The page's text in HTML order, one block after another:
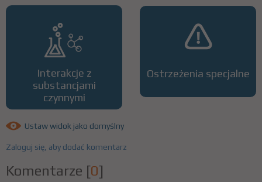
Interakcje z
substancjami
czynnymi
Ostrzeżenia specjalne
Ustaw widok jako domyślny
Zaloguj się, aby dodać komentarz
Komentarze [0]